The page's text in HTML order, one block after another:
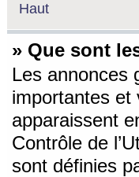
Haut
» Que sont
Les annonces
importantes et
apparaissent
Contrôle de
sont définies